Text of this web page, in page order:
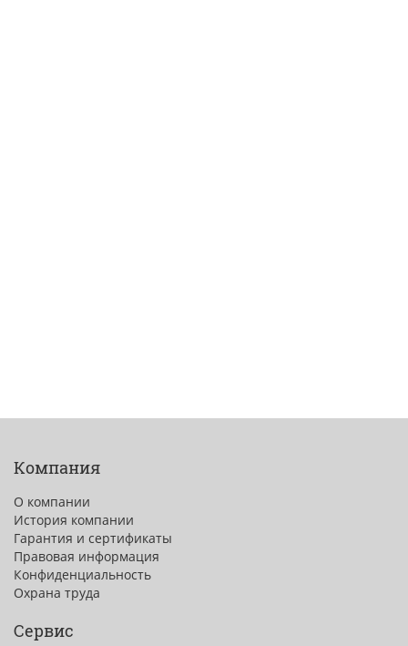
Компания
О компании
История компании
Гарантия и сертификаты
Правовая информация
Конфиденциальность
Охрана труда
Сервис